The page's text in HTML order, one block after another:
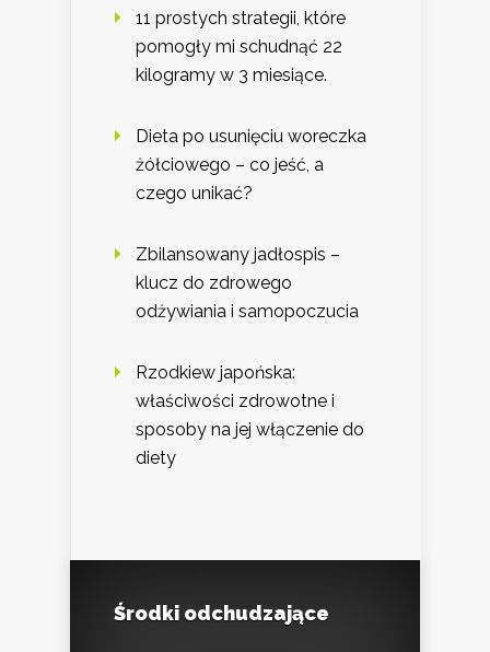
11 prostych strategii, które
pomogły mi schudnąć 22
kilogramy w 3 miesiące.
Dieta po usunięciu woreczka
żółciowego – co jeść, a
czego unikać?
Zbilansowany jadłospis –
klucz do zdrowego
odżywiania i samopoczucia
Rzodkiew japońska:
właściwości zdrowotne i
sposoby na jej włączenie do
diety
Środki odchudzające